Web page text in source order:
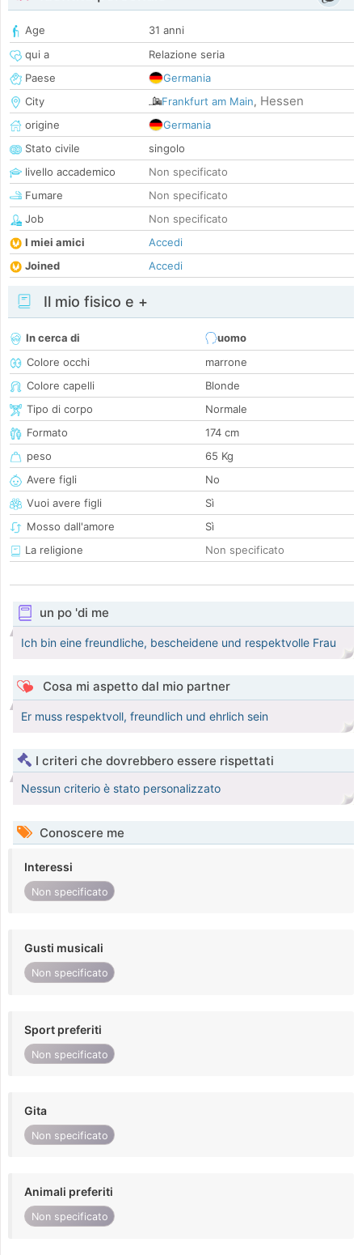
Age
31 anni
qui a
Relazione seria
Paese
Germania
City
Frankfurt am Main, Hessen
origine
Germania
Stato civile
singolo
livello accademico
Non specificato
Fumare
Non specificato
Job
Non specificato
I miei amici
Accedi
Joined
Accedi
Il mio fisico e +
In cerca di
uomo
Colore occhi
marrone
Colore capelli
Blonde
Tipo di corpo
Normale
Formato
174 cm
peso
65 Kg
Avere figli
No
Vuoi avere figli
Sì
Mosso dall'amore
Sì
La religione
Non specificato
un po 'di me
Ich bin eine freundliche, bescheidene und respektvolle Frau
Cosa mi aspetto dal mio partner
Er muss respektvoll, freundlich und ehrlich sein
I criteri che dovrebbero essere rispettati
Nessun criterio è stato personalizzato
Conoscere me
Interessi
Non specificato
Gusti musicali
Non specificato
Sport preferiti
Non specificato
Gita
Non specificato
Animali preferiti
Non specificato